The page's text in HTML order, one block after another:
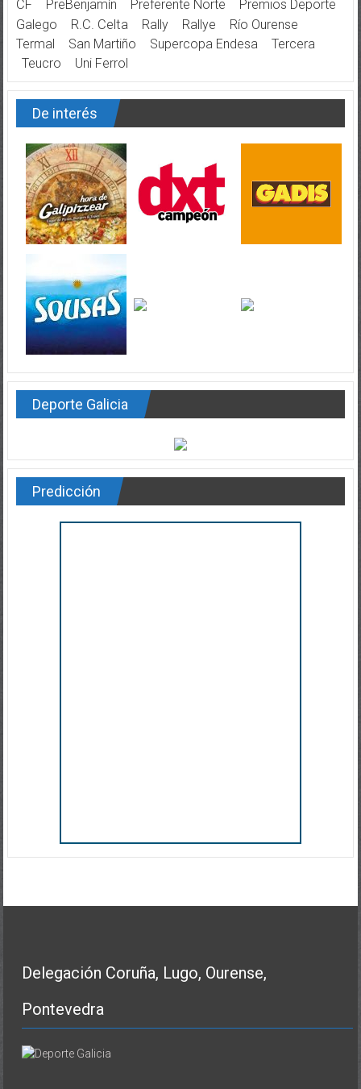
CF
PreBenjamín Preferente Norte
Premios Deporte
Galego
R.C. Celta Rally Rallye
Río Ourense
Termal
San Martiño Supercopa Endesa
Tercera
Teucro
Uni Ferrol
De interés
Deporte Galicia
Predicción
Delegación Coruña, Lugo, Ourense,
Pontevedra